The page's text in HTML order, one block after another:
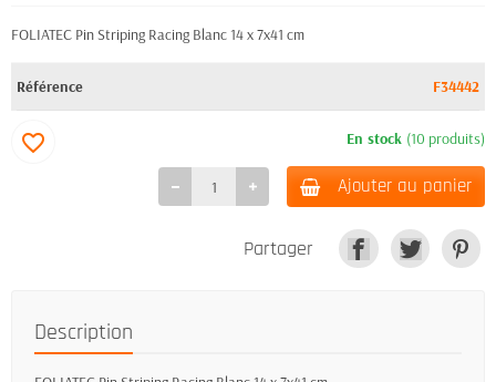
FOLIATEC Pin Striping Racing Blanc 14 x 7x41 cm
Référence F34442
En stock (10 produits)
Ajouter au panier
favorite_border
Partager
Description